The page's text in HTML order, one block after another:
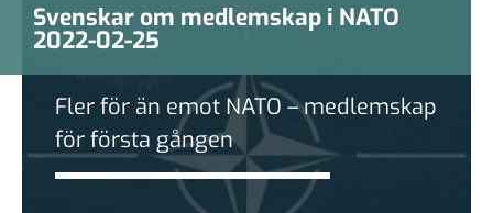
Svenskar om medlemskap i NATO
2022-02-25
Fler för än emot NATO – medlemskap
för första gången